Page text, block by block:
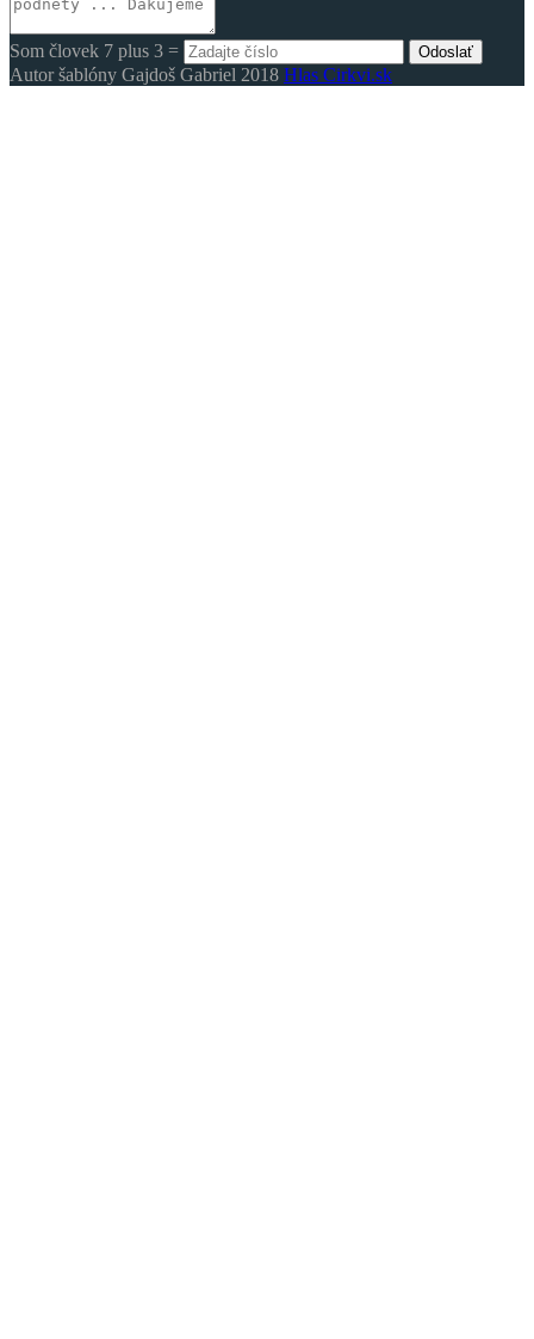
Som človek 7 plus 3 = Odoslať
Autor šablóny Gajdoš Gabriel 2018 Hlas Cirkvi.sk